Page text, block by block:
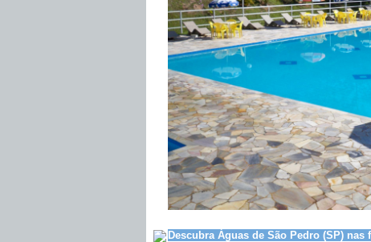
Descubra Águas de São Pedro (SP)